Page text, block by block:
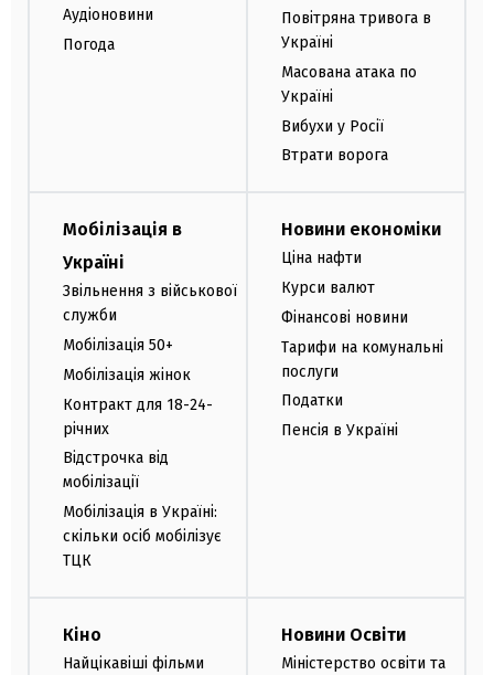
Аудіоновини
Погода
Повітряна тривога в
Україні
Масована атака по
Україні
Вибухи у Росії
Втрати ворога
Мобілізація в
Україні
Звільнення з військової
служби
Мобілізація 50+
Мобілізація жінок
Контракт для 18-24-
річних
Відстрочка від
мобілізації
Мобілізація в Україні:
скільки осіб мобілізує
ТЦК
Новини економіки
Ціна нафти
Курси валют
Фінансові новини
Тарифи на комунальні
послуги
Податки
Пенсія в Україні
Кіно
Найцікавіші фільми
Новини Освіти
Міністерство освіти та